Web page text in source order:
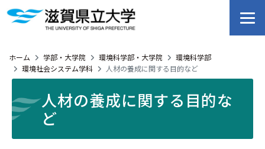
ホーム 学部・大学院 環境科学部・大学院
環境科学部
環境社会システム学科
人材の養成に関する目的など
人材の養成に関する目的な
ど